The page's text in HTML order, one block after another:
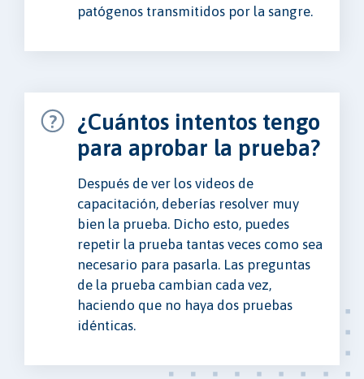
patógenos transmitidos por la sangre.
¿Cuántos intentos tengo
para aprobar la prueba?
Después de ver los videos de
capacitación, deberías resolver muy
bien la prueba. Dicho esto, puedes
repetir la prueba tantas veces como sea
necesario para pasarla. Las preguntas
de la prueba cambian cada vez,
haciendo que no haya dos pruebas
idénticas.